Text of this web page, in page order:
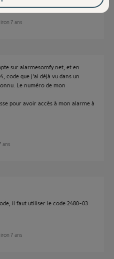
7 ans
sur alarmesomfy.net, et en
code que j'ai déjà vu dans un
Le numéro de mon
pour avoir accès à mon alarme à
ans
il faut utiliser le code 2480-03
7 ans